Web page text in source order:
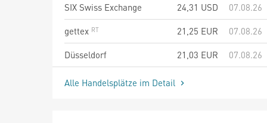
SIX Swiss Exchange
24,31 USD
07.08.26
gettex
21,25 EUR
07.08.26
Düsseldorf
21,03 EUR 07.08.26
Alle Handelsplätze im Detail